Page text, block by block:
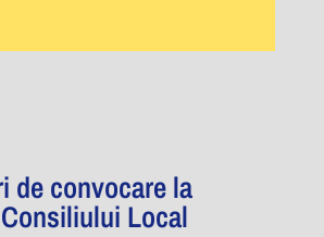
de convocare la
Local